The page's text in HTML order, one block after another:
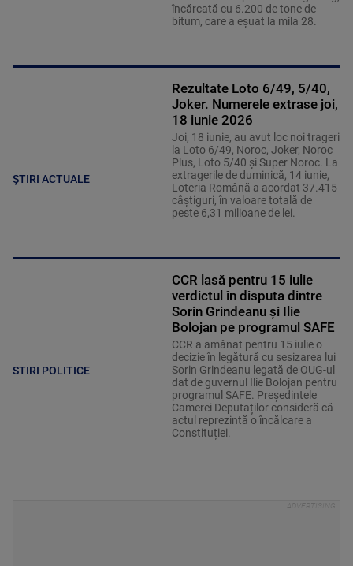
încărcată cu 6.200 de tone de
bitum, care a eșuat la mila 28.
ȘTIRI ACTUALE
Rezultate Loto 6/49, 5/40,
Joker. Numerele extrase joi,
18 iunie 2026
Joi, 18 iunie, au avut loc noi trageri
la Loto 6/49, Noroc, Joker, Noroc
Plus, Loto 5/40 și Super Noroc. La
extragerile de duminică, 14 iunie,
Loteria Română a acordat 37.415
câștiguri, în valoare totală de
peste 6,31 milioane de lei.
STIRI POLITICE
CCR lasă pentru 15 iulie
verdictul în disputa dintre
Sorin Grindeanu și Ilie
Bolojan pe programul SAFE
CCR a amânat pentru 15 iulie o
decizie în legătură cu sesizarea lui
Sorin Grindeanu legată de OUG-ul
dat de guvernul Ilie Bolojan pentru
programul SAFE. Președintele
Camerei Deputaților consideră că
actul reprezintă o încălcare a
Constituției.